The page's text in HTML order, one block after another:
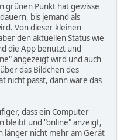
grünen Punkt hat gewisse
bis jemand als
Von dieser kleinen
den aktuellen Status wie
die App benutzt und
angezeigt wird und auch
das Bildchen des
nicht passt, dann wäre das
dass ein Computer
bleibt und "online" anzeigt,
länger nicht mehr am Gerät